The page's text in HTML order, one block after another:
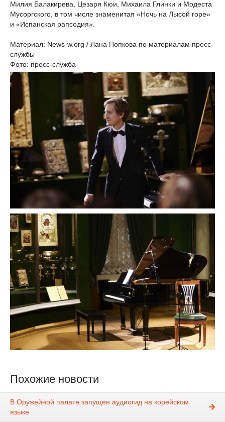
Милия Балакирева, Цезаря Кюи, Михаила Глинки и Модеста
Мусоргского, в том числе знаменитая «Ночь на Лысой горе»
и «Испанская рапсодия».
Материал: News-w.org / Лана Попкова по материалам пресс-
службы
Фото: пресс-служба
Похожие новости
В Оружейной палате запущен аудиогид на корейском
языке